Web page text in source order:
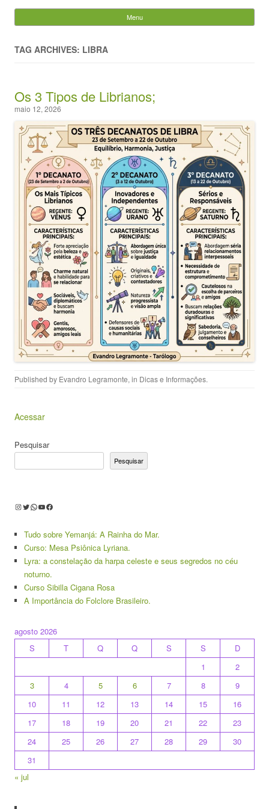
Evandro Legramonte
Menu
TAG ARCHIVES: LIBRA
Os 3 Tipos de Librianos;
maio 12, 2026
Published by Evandro Legramonte, in Dicas e Informações.
Acessar
Pesquisar
Pesquisar
Instagram
Twitter
WhatsApp
Youtube
Facebook
Tudo sobre Yemanjá: A Rainha do Mar.
Curso: Mesa Psiônica Lyriana.
Lyra: a constelação da harpa celeste e seus segredos no céu
noturno.
Curso Sibilla Cigana Rosa
A Importância do Folclore Brasileiro.
agosto 2026
S
T Q Q S S
D
1
2
3
4 5 6 7 8
9
10
11 12 13 14 15
16
17
18 19 20 21 22
23
24
25 26 27 28 29
30
31
« jul